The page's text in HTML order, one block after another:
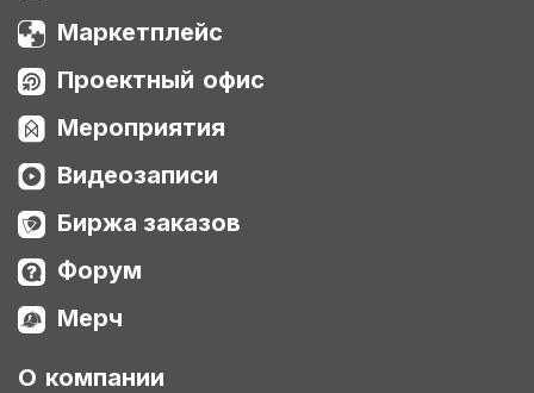
Маркетплейс
Проектный офис
Мероприятия
Видеозаписи
Биржа заказов
Форум
Мерч
О компании